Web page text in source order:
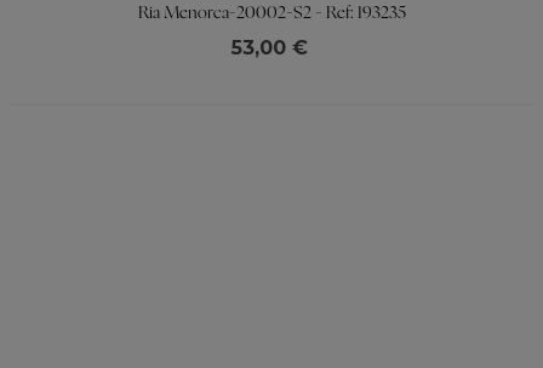
Ria Menorca-20002-S2 - Ref: 193235
53,00 €